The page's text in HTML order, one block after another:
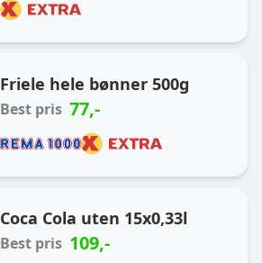
Friele hele bønner 500g
Best pris 77,-
Coca Cola uten 15x0,33l
Best pris 109,-